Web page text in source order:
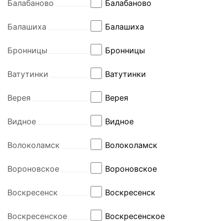
Балабаново Балабаново
Балашиха Балашиха
Бронницы Бронницы
Ватутинки Ватутинки
Верея Верея
Видное Видное
Волоколамск Волоколамск
Вороновское Вороновское
Воскресенск Воскресенск
Воскресенское Воскресенское